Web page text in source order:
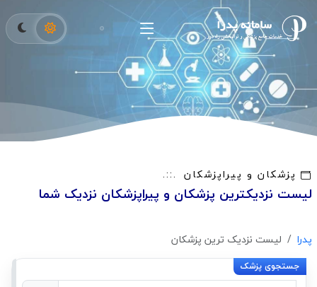
پزشکان و پیراپزشکان
لیست نزدیکترین پزشکان و پیراپزشکان نزدیک شما
پدرا لیست نزدیک ترین پزشکان